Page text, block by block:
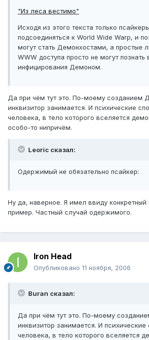
"Из леса вестимо"
Исходя из этого текста только
подсоединяться к World Wide Warp, и
могут стать Демонхостами, а простые
WWW доступа просто не могут познать
инфицирования Демоном.
Да при чём тут это. По-моему созданием
инквизитор занимается. И психические
человека, в тело которого вселяется
особо-то нипричём.
Leoric сказал:
Одержимый не обязательно псайкер:
Ну да, наверное. Я имел ввиду конкретный
пример. Частный случай одержимого.
Iron Head
Опубликовано 11 ноября, 2006
Buran сказал:
Да при чём тут это. По-моему
инквизитор занимается. И психические
человека, в тело которого вселяется